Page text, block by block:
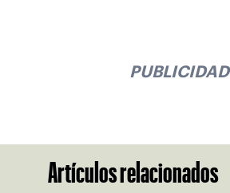
PUBLICIDAD
Artículos relacionados